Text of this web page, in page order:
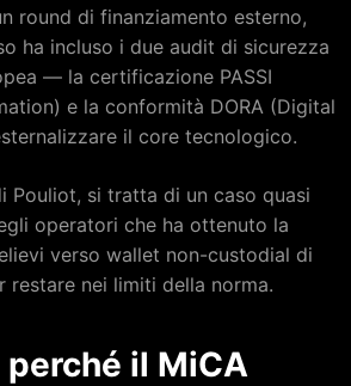
round di finanziamento esterno,
ha incluso i due audit di sicurezza
— la certificazione PASSI
e la conformità DORA (Digital
il core tecnologico.
Pouliot, si tratta di un caso quasi
operatori che ha ottenuto la
verso wallet non-custodial di
nei limiti della norma.
il MiCA